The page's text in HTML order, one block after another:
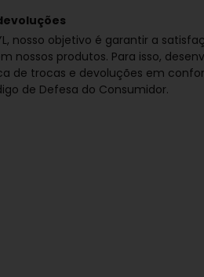
nosso objetivo é garantir a
nossos produtos. Para isso,
de trocas e devoluções em
de Defesa do Consumidor.